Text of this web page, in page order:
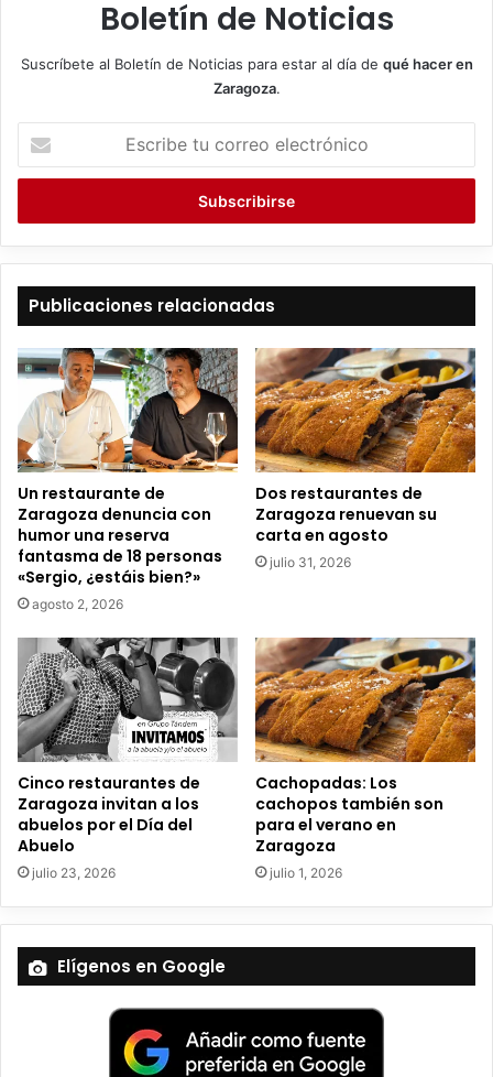
Boletín de Noticias
Suscríbete al Boletín de Noticias para estar al día de qué hacer en
Zaragoza.
c
i
b
o
e
o
l
e
c
t
r
n
c
o
Publicaciones relacionadas
Un restaurante de
Zaragoza denuncia con
humor una reserva
fantasma de 18 personas
«Sergio, ¿estáis bien?»
agosto 2, 2026
Dos restaurantes de
Zaragoza renuevan su
carta en agosto
julio 31, 2026
Cinco restaurantes de
Zaragoza invitan a los
abuelos por el Día del
Abuelo
julio 23, 2026
Cachopadas: Los
cachopos también son
para el verano en
Zaragoza
julio 1, 2026
Elígenos en Google